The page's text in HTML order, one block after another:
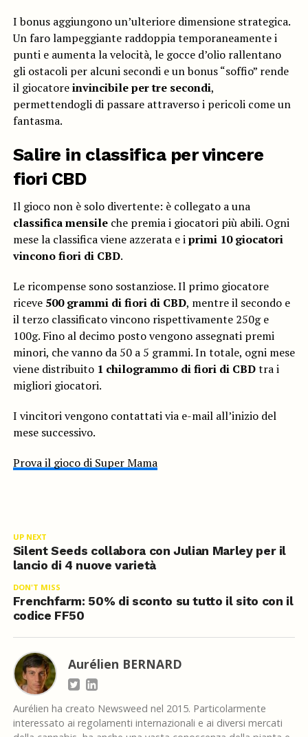
I bonus aggiungono un’ulteriore dimensione strategica.
Un faro lampeggiante raddoppia temporaneamente i
punti e aumenta la velocità, le gocce d’olio rallentano
gli ostacoli per alcuni secondi e un bonus “soffio” rende
il giocatoreinvincibile per tre secondi,
permettendogli di passare attraverso i pericoli come un
fantasma.
Salire in classifica per vincere
fiori CBD
Il gioco non è solo divertente: è collegato a una
classifica mensileche premia i giocatori più abili. Ogni
mese la classifica viene azzerata e iprimi 10 giocatori
vincono fiori di CBD.
Le ricompense sono sostanziose. Il primo giocatore
riceve 500 grammi di fiori di CBD, mentre il secondo e
il terzo classificato vincono rispettivamente 250g e
100g. Fino al decimo posto vengono assegnati premi
minori, che vanno da 50 a 5 grammi. In totale, ogni mese
viene distribuito 1 chilogrammo di fiori di CBDtra i
migliori giocatori.
I vincitori vengono contattati via e-mail all’inizio del
mese successivo.
Prova il gioco di Super Mama
UP NEXT
Silent Seeds collabora con Julian Marley per il
lancio di 4 nuove varietà
DON'T MISS
Frenchfarm: 50% di sconto su tutto il sito con il
codice FF50
Aurélien BERNARD
Aurélien ha creato Newsweed nel 2015. Particolarmente
interessato ai regolamenti internazionali e ai diversi mercati